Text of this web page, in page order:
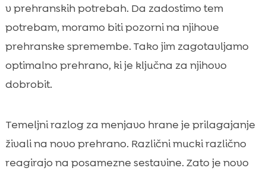
v prehranskih potrebah. Da zadostimo tem
potrebam, moramo biti pozorni na njihove
prehranske spremembe. Tako jim zagotavljamo
optimalno prehrano, ki je ključna za njihovo
dobrobit.
Temeljni razlog za menjavo hrane je prilagajanje
živali na novo prehrano. Različni mucki različno
reagirajo na posamezne sestavine. Zato je novo